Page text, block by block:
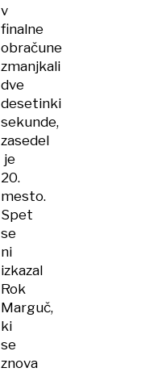
v
finalne
obračune
zmanjkali
dve
desetinki
sekunde,
zasedel
je
20.
mesto.
Spet
se
ni
izkazal
Rok
Marguč,
ki
se
znova